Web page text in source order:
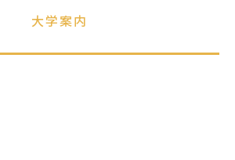
大学案内